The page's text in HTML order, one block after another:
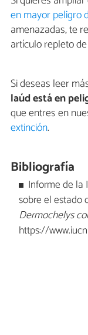
en mayor peligro
amenazadas, te
artículo repleto
Si deseas leer
laúd está en
que entres en
extinción.
Bibliografía
Informe de la
sobre el estado
Dermochelys
https://